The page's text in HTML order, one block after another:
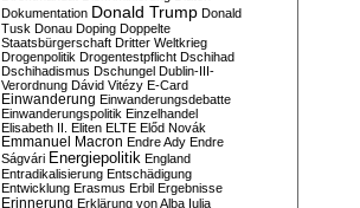
Dokumentation Donald Trump Donald
Tusk Donau Doping Doppelte
Staatsbürgerschaft Dritter Weltkrieg
Drogenpolitik Drogentestpflicht Dschihad
Dschihadismus Dschungel Dublin-III-
Verordnung Dávid Vitézy E-Card
Einwanderung Einwanderungsdebatte
Einwanderungspolitik Einzelhandel
Elisabeth II. Eliten ELTE Előd Novák
Emmanuel Macron Endre Ady Endre
Ságvári Energiepolitik England
Entradikalisierung Entschädigung
Entwicklung Erasmus Erbil Ergebnisse
Erinnerung Erklärung von Alba Iulia